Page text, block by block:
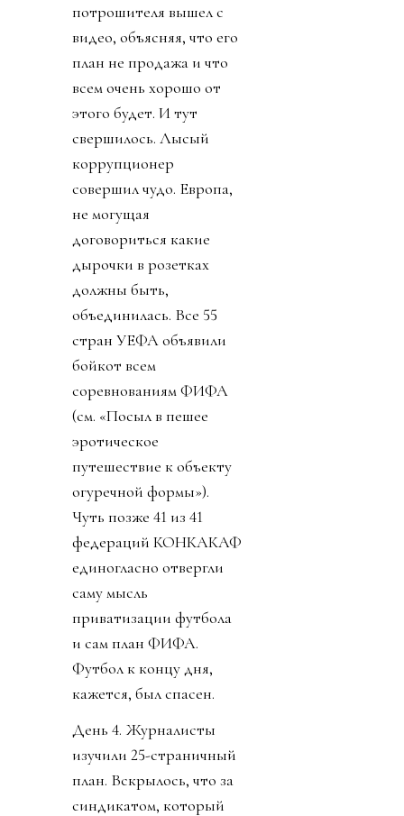
потрошителя вышел с
видео, объясняя, что его
план не продажа и что
всем очень хорошо от
этого будет. И тут
свершилось. Лысый
коррупционер
совершил чудо. Европа,
не могущая
договориться какие
дырочки в розетках
должны быть,
объединилась. Все 55
стран УЕФА объявили
бойкот всем
соревнованиям ФИФА
(см. «Посыл в пешее
эротическое
путешествие к объекту
огуречной формы»).
Чуть позже 41 из 41
федераций КОНКАКАФ
единогласно отвергли
саму мысль
приватизации футбола
и сам план ФИФА.
Футбол к концу дня,
кажется, был спасен.
День 4. Журналисты
изучили 25-страничный
план. Вскрылось, что за
синдикатом, который